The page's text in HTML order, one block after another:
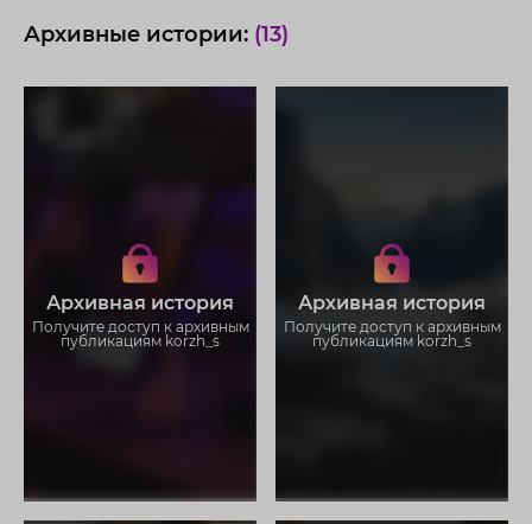
Архивные истории: (13)
Архивная история
Получите доступ к архивным
публикациям korzh_s
Получите доступ к архивным
историям korzh_s
Не отвлекайтесь на рекламу
Загружайте истории без
ограничений
Архивная история
Получите доступ к архивным
публикациям korzh_s
Получите доступ к архивным
историям korzh_s
Не отвлекайтесь на рекламу
Загружайте истории без
ограничений